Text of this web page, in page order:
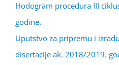
Hodogram procedura III
godine.
Uputstvo za pripremu i
disertacije ak. 2018/2019.